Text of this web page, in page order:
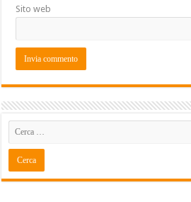
Sito web